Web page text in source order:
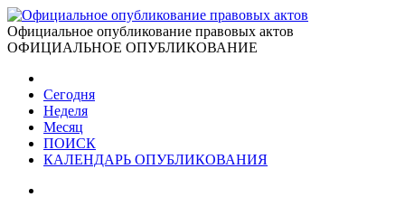
Официальное опубликование правовых актов
ОФИЦИАЛЬНОЕ ОПУБЛИКОВАНИЕ
Сегодня
Неделя
Месяц
ПОИСК
КАЛЕНДАРЬ ОПУБЛИКОВАНИЯ